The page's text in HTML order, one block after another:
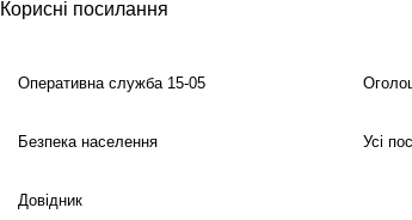
Корисні посилання
Оперативна служба 15-05
Безпека населення Усі
Довідник